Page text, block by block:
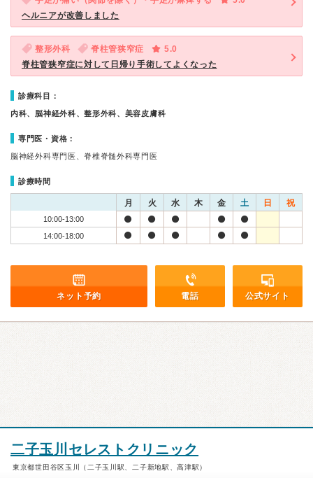
ヘルニアが改善しました
整形外科 脊柱管狭窄症
5.0
脊柱管狭窄症に対して日帰り手術してよくなった
診療科目：
内科、脳神経外科、整形外科、美容皮膚科
専門医・資格：
脳神経外科専門医、脊椎脊髄外科専門医
診療時間
月 火 水 木 金 土 日 祝
10:00-13:00
14:00-18:00
ネット予約 電話 公式サイト
二子玉川セレストクリニック
東京都世田谷区玉川（二子玉川駅、二子新地駅、高津駅）